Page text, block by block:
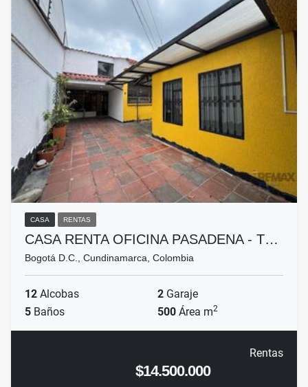
CASA RENTAS
CASA RENTA OFICINA PASADENA - T…
Bogotá D.C., Cundinamarca, Colombia
12 Alcobas 2 Garaje
5 Baños 500 Área m2
Rentas
$14.500.000